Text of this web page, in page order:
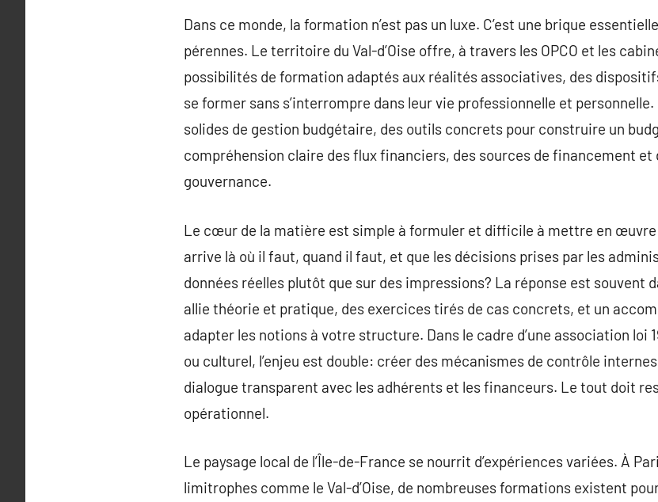
Dans ce monde, la formation n’est pas un luxe. C’est une brique
pérennes. Le territoire du Val-d’Oise offre, à travers les OPCO et les
possibilités de formation adaptés aux réalités associatives, des
se former sans s’interrompre dans leur vie professionnelle et personnelle.
solides de gestion budgétaire, des outils concrets pour construire un
compréhension claire des flux financiers, des sources de financement et
gouvernance.
Le cœur de la matière est simple à formuler et difficile à mettre en
arrive là où il faut, quand il faut, et que les décisions prises par les
données réelles plutôt que sur des impressions? La réponse est souvent
allie théorie et pratique, des exercices tirés de cas concrets, et un
adapter les notions à votre structure. Dans le cadre d’une association loi
ou culturel, l’enjeu est double: créer des mécanismes de contrôle
dialogue transparent avec les adhérents et les financeurs. Le tout doit
opérationnel.
Le paysage local de l’Île-de-France se nourrit d’expériences variées. À
limitrophes comme le Val-d’Oise, de nombreuses formations existent